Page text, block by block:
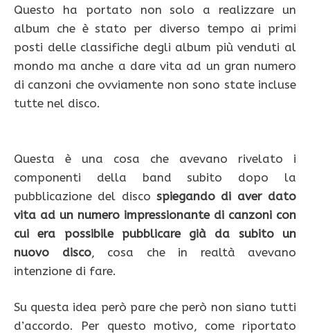
Questo ha portato non solo a realizzare un
album che è stato per diverso tempo ai primi
posti delle classifiche degli album più venduti al
mondo ma anche a dare vita ad un gran numero
di canzoni che ovviamente non sono state incluse
tutte nel disco.
Questa è una cosa che avevano rivelato i
componenti della band subito dopo la
pubblicazione del disco spiegando di aver dato
vita ad un numero impressionante di canzoni con
cui era possibile pubblicare già da subito un
nuovo disco, cosa che in realtà avevano
intenzione di fare.
Su questa idea però pare che però non siano tutti
d’accordo. Per questo motivo, come riportato